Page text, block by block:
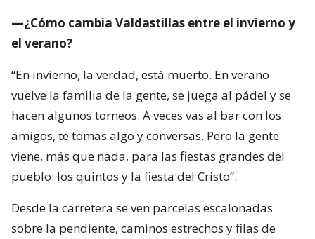
—¿Cómo cambia Valdastillas entre el invierno y
el verano?
“En invierno, la verdad, está muerto. En verano
vuelve la familia de la gente, se juega al pádel y se
hacen algunos torneos. A veces vas al bar con los
amigos, te tomas algo y conversas. Pero la gente
viene, más que nada, para las fiestas grandes del
pueblo: los quintos y la fiesta del Cristo”.
Desde la carretera se ven parcelas escalonadas
sobre la pendiente, caminos estrechos y filas de